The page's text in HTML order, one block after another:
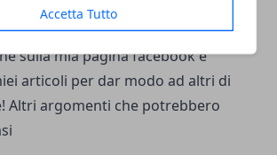
Accetta Tuttoe sarà mia cura
breve tempo possibile. Continuate
sullamia pagina facebooke
articoli per dar modo ad altri di
Altri argomenti che potrebbero